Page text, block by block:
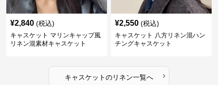
¥2,840 (税込)
キャスケット マリンキャップ風
リネン混素材キャスケット
¥2,550 (税込)
キャスケット 八方リネン混ハン
チングキャスケット
キャスケットのリネン一覧へ ›